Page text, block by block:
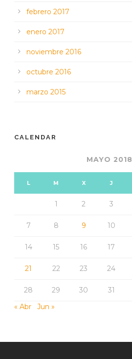
febrero 2017
enero 2017
noviembre 2016
octubre 2016
marzo 2015
CALENDAR
MAYO 2018
L M X J
1 2 3
7 8 9 10
14 15 16 17
21 22 23 24
28 29 30
31
« Abr
Jun »